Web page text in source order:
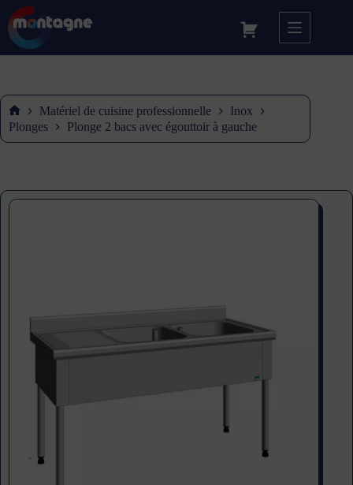
Accueil
Matériel de cuisine professionnelle
Inox
Plonges
Plonge 2 bacs avec égouttoir à gauche